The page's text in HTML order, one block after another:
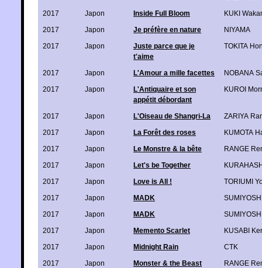
2017
Japon Inside Full Bloom
KUKI
2017
Japon Je préfère en nature
NIYAMA
2017
Japon
Juste parce que je
t'aime
TOKITA
2017 Japon L'Amour a mille facettes
NOBANA
2017
Japon
L'Antiquaire et son
appétit débordant
KUROI
2017 Japon L'Oiseau de Shangri-La
ZARIYA
2017
Japon La Forêt des roses
KUMOTA
2017
Japon Le Monstre & la bête
RANGE
2017
Japon Let's be Together
2017
Japon Love is All !
TORIUMI
2017
Japon MADK
2017
Japon MADK
2017
Japon Memento Scarlet
KUSABI
2017
Japon Midnight Rain
CTK
2017
Japon Monster & the Beast
RANGE